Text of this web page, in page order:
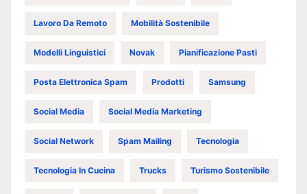
Lavoro Da Remoto Mobilità Sostenibile
Modelli Linguistici Novak Pianificazione Pasti
Posta Elettronica Spam Prodotti Samsung
Social Media Social Media Marketing
Social Network Spam Mailing Tecnologia
Tecnologia In Cucina Trucks Turismo Sostenibile